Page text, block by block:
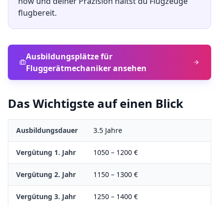
flugbereit.
Ausbildungsplätze für
Fluggerätmechanikeransehen
Das Wichtigste auf einen Blick
Ausbildungsdauer 3.5 Jahre
Vergütung 1. Jahr 1050 – 1200 €
Vergütung 2. Jahr 1150 – 1300 €
Vergütung 3. Jahr 1250 – 1400 €